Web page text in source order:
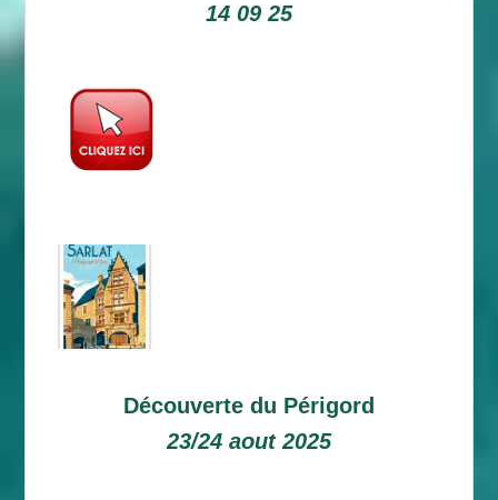
14 09 25
Découverte du Périgord
23/24 aout 2025